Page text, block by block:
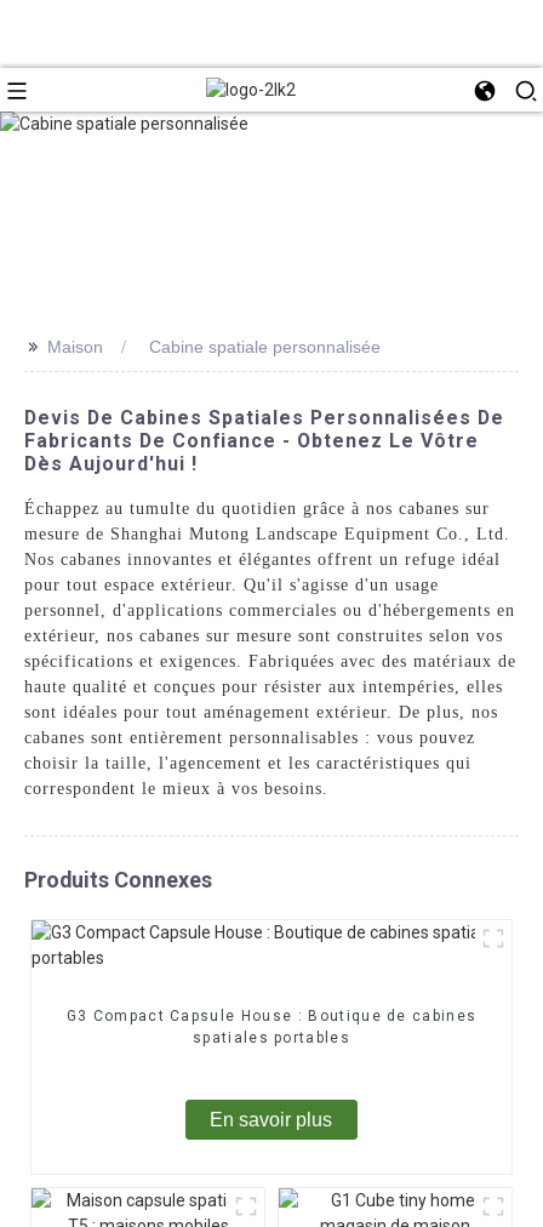
>> Maison Cabine spatiale personnalisée
Devis De Cabines Spatiales Personnalisées De
Fabricants De Confiance - Obtenez Le Vôtre
Dès Aujourd'hui !
Échappez au tumulte du quotidien grâce à nos cabanes sur
mesure de Shanghai Mutong Landscape Equipment Co., Ltd.
Nos cabanes innovantes et élégantes offrent un refuge idéal
pour tout espace extérieur. Qu'il s'agisse d'un usage
personnel, d'applications commerciales ou d'hébergements en
extérieur, nos cabanes sur mesure sont construites selon vos
spécifications et exigences. Fabriquées avec des matériaux de
haute qualité et conçues pour résister aux intempéries, elles
sont idéales pour tout aménagement extérieur. De plus, nos
cabanes sont entièrement personnalisables : vous pouvez
choisir la taille, l'agencement et les caractéristiques qui
correspondent le mieux à vos besoins.
Produits Connexes
G3 Compact Capsule House : Boutique de cabines
spatiales portables
En savoir plus